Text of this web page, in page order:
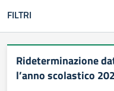
FILTRI
Rideterminazione
l’anno scolastico